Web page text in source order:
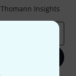
Thomann Insights